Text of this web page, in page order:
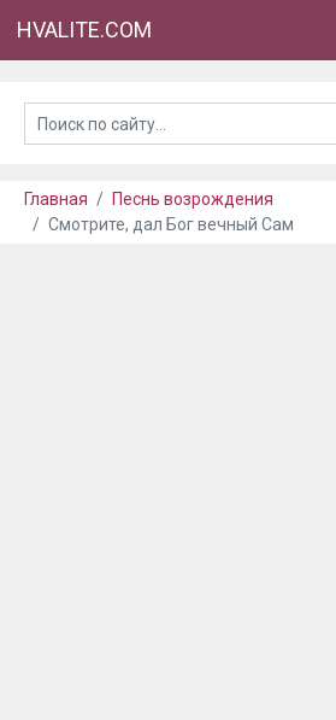
HVALITE.COM
Главная
Песнь возрождения
Смотрите, дал Бог вечный Сам